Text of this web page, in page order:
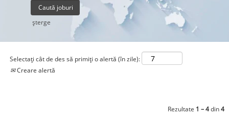
şterge
Selectați cât de des să primiți o alertă (în zile):
Creare alertă
Rezultate 1 – 4din4